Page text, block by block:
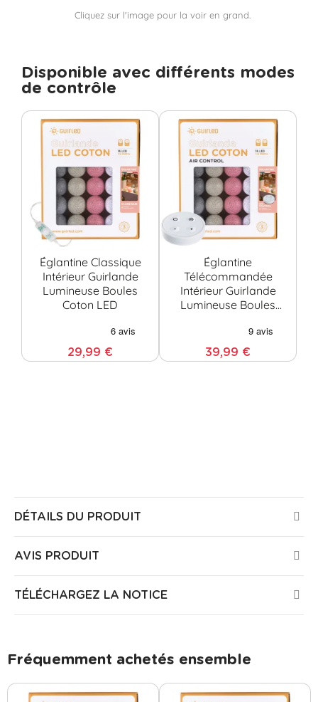
Cliquez sur l'image pour la voir en grand.
Disponible avec différents modes
de contrôle
Églantine Classique
Intérieur Guirlande
Lumineuse Boules
Coton LED
29,99 €
Églantine
Télécommandée
Intérieur Guirlande
Lumineuse Boules
39,99 €
DÉTAILS DU PRODUIT
AVIS PRODUIT
TÉLÉCHARGEZ LA NOTICE
Fréquemment achetés ensemble